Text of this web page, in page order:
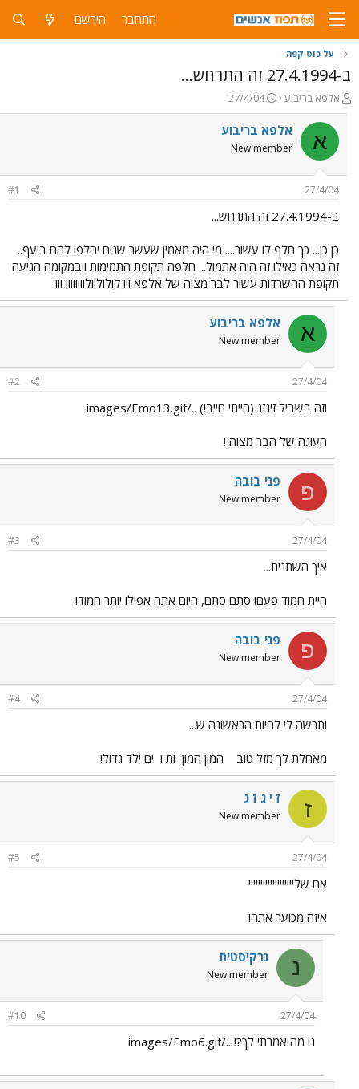
התחבר הירשם
על כוס קפה
ב-27.4.1994 זה התרחש...
פ
ו
ת
ח
ה
ש
א
אלפא בריבוע
פ
ו
ר
ם
ר
ך
27/4/04
א אלפא בריבוע
New member
27/4/04
#1
ב-27.4.1994 זה התרחש...
כן כן... כך חלף לו עשור.... מי היה מאמין שעשר שנים יחלפו להם ביעף..
זה נראה כאילו זה היה אתמול... חלפה תקופת התמימות וובמקומה הגיעה
תקופת ההשרדות עשור לבר מצוה של אלפא !!! קולולוולוווווווו !!!
א אלפא בריבוע
New member
27/4/04
#2
וזה בשביל זיגזג (הייתי חייב!) ../images/Emo13.gif
העוגה של הבר מצוה !
פ פני בובה
New member
27/4/04
#3
איך השתנית...
היית חמוד פעם! סתם סתם, היום אתה אפילו יותר חמוד!
פ פני בובה
New member
27/4/04
#4
ותרשה לי להיות הראשונה ש...
מאחלת לך מזל טוב המון המון ות ו ים ילד גדול!
ז ז י ג ז ג
New member
27/4/04
#5
אח שלייייייייייייייייייי
איזה מכוער אתה!
נ נרקיסטית
New member
27/4/04
#10
נו מה אמרתי לך?! ../images/Emo6.gif